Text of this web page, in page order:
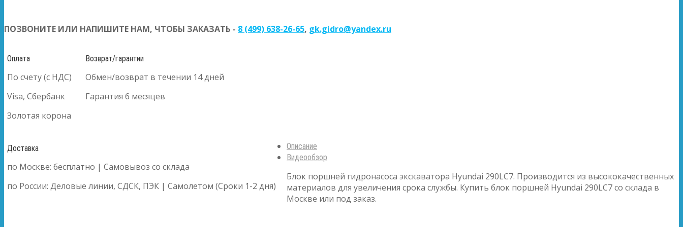
ПОЗВОНИТЕ ИЛИ НАПИШИТЕ НАМ, ЧТОБЫ ЗАКАЗАТЬ - 8 (499) 638-26-65, gk.gidro@yandex.ru
Оплата
По счету (с НДС)
Visa, Сбербанк
Золотая корона
Возврат/гарантии
Обмен/возврат в течении 14 дней
Гарантия 6 месяцев
Доставка
по Москве: бесплатно | Самовывоз со склада
по России: Деловые линии, СДСК, ПЭК | Самолетом (Сроки 1-2 дня)
Описание
Видеообзор
Блок поршней гидронасоса экскаватора Hyundai 290LC7. Производится из высококачественных
материалов для увеличения срока службы. Купить блок поршней Hyundai 290LC7 со склада в
Москве или под заказ.